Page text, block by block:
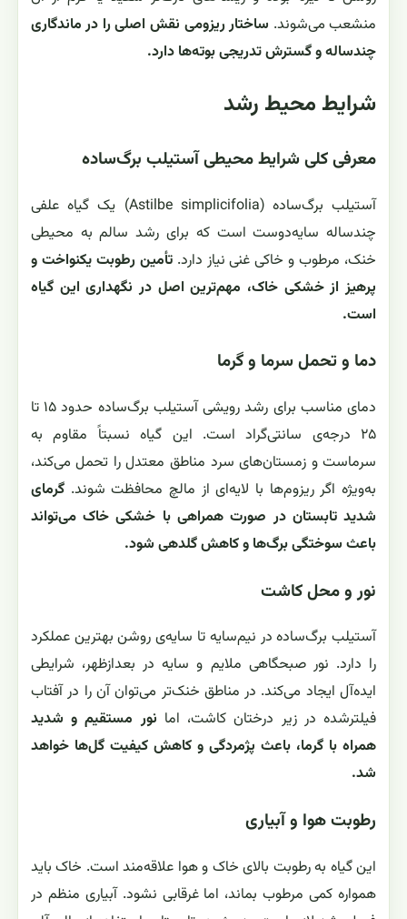
منشعب می‌شوند. ساختار ریزومی نقش اصلی را در ماندگاری
چندساله و گسترش تدریجی بوته‌ها دارد.
شرایط محیط رشد
معرفی کلی شرایط محیطی آستیلب برگ‌ساده
آستیلب برگ‌ساده (Astilbe simplicifolia) یک گیاه علفی
چندساله سایه‌دوست است که برای رشد سالم به محیطی
خنک، مرطوب و خاکی غنی نیاز دارد.تأمین رطوبت یکنواخت و
پرهیز از خشکی خاک، مهم‌ترین اصل در نگهداری این گیاه
است.
دما و تحمل سرما و گرما
دمای مناسب برای رشد رویشی آستیلب برگ‌ساده حدود ۱۵ تا
۲۵ درجه‌ی سانتی‌گراد است. این گیاه نسبتاً مقاوم به
سرماست و زمستان‌های سرد مناطق معتدل را تحمل می‌کند،
به‌ویژه اگر ریزوم‌ها با لایه‌ای از مالچ محافظت شوند.گرمای
شدید تابستان در صورت همراهی با خشکی خاک می‌تواند
باعث سوختگی برگ‌ها و کاهش گلدهی شود.
نور و محل کاشت
آستیلب برگ‌ساده در نیم‌سایه تا سایه‌ی روشن بهترین عملکرد
را دارد. نور صبحگاهی ملایم و سایه در بعدازظهر، شرایطی
ایده‌آل ایجاد می‌کند. در مناطق خنک‌تر می‌توان آن را در آفتاب
فیلترشده در زیر درختان کاشت، اما نور مستقیم و شدید
همراه با گرما، باعث پژمردگی و کاهش کیفیت گل‌ها خواهد
شد.
رطوبت هوا و آبیاری
این گیاه به رطوبت بالای خاک و هوا علاقه‌مند است. خاک باید
همواره کمی مرطوب بماند، اما غرقابی نشود. آبیاری منظم در